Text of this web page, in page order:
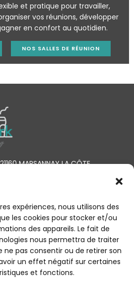
expériences, nous utilisons des
les cookies pour stocker et/ou
des appareils. Le fait de
nous permettra de traiter
ne pas consentir ou de retirer son
un effet négatif sur certaines
et fonctions.
et pratique pour travailler,
vos réunions, développer
en confort au quotidien.
NOS SALLES DE RÉUNION
MARSANNAY LA CÔTE
EN LIGNE